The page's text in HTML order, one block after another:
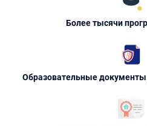
Более тысячи
Образовательные документы